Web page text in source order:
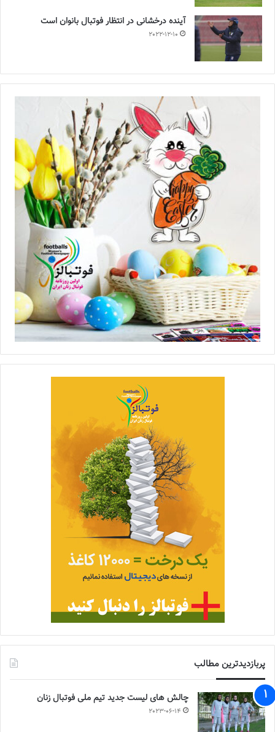
آینده درخشانی در انتظار فوتبال بانوان است
2022-12-10
پربازدیدترین مطالب
چالش هاى ليست جدید تيم ملى فوتبال زنان
2023-06-14